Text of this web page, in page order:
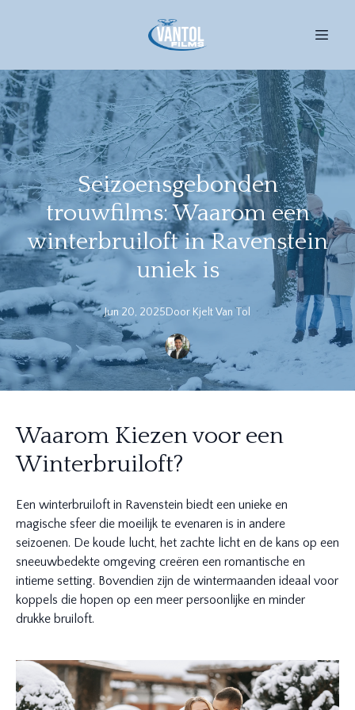
Seizoensgebonden
trouwfilms: Waarom een
winterbruiloft in Ravenstein
uniek is
Jun 20, 2025Door KjeltVan Tol
Waarom Kiezen voor een
Winterbruiloft?
Een winterbruiloft in Ravenstein biedt een unieke en
magische sfeer die moeilijk te evenaren is in andere
seizoenen. De koude lucht, het zachte licht en de kans op een
sneeuwbedekte omgeving creëren een romantische en
intieme setting. Bovendien zijn de wintermaanden ideaal voor
koppels die hopen op een meer persoonlijke en minder
drukke bruiloft.